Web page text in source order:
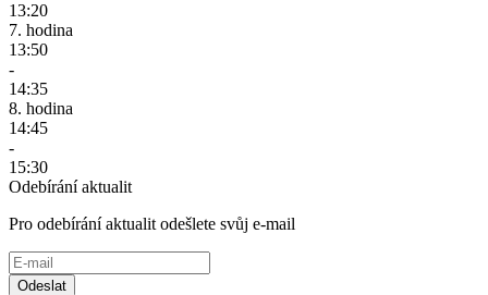
13:20
7. hodina
13:50
-
14:35
8. hodina
14:45
-
15:30
Odebírání aktualit
Pro odebírání aktualit odešlete svůj e-mail